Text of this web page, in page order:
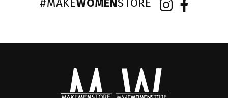
#MAKEWOMENSTORE